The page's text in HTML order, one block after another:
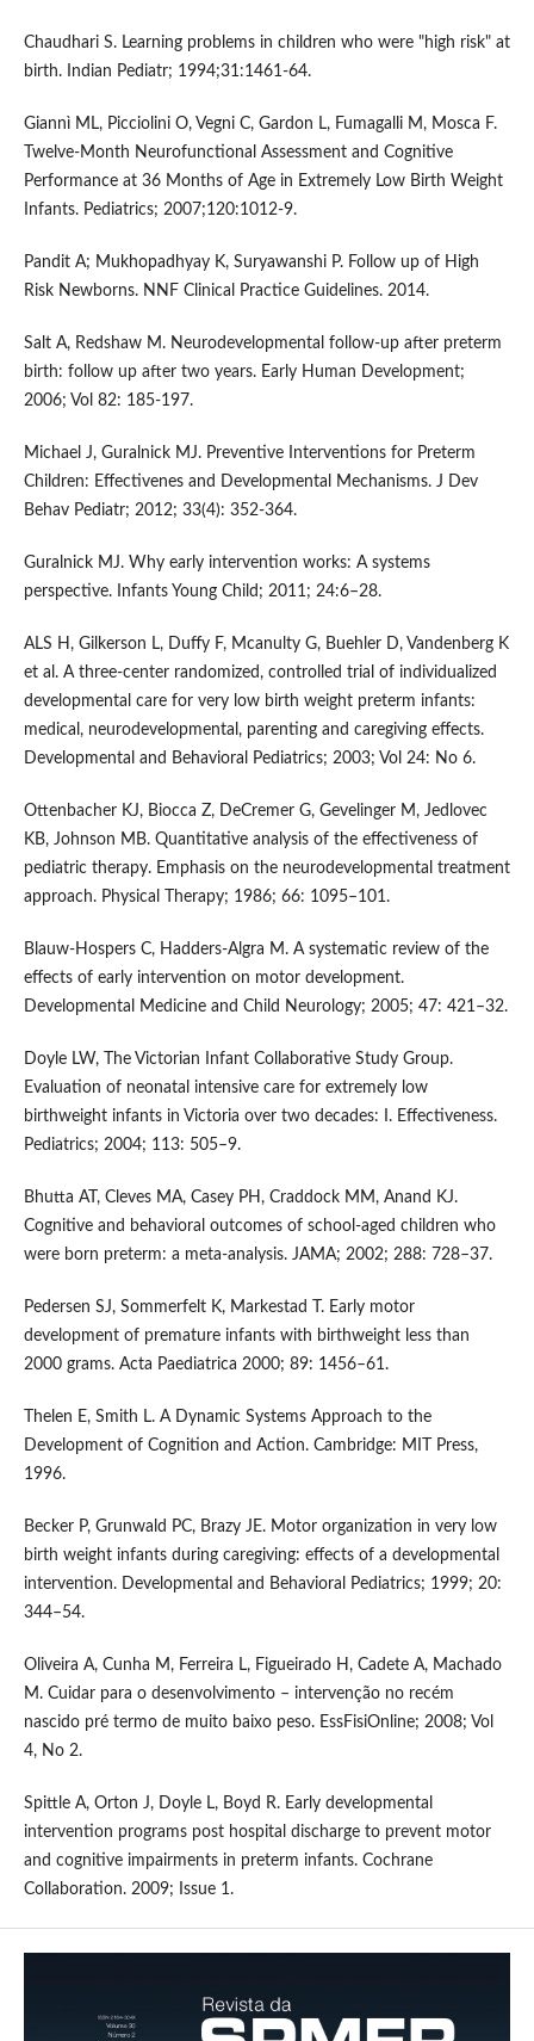
Chaudhari S. Learning problems in children who were "high risk" at
birth. Indian Pediatr; 1994;31:1461-64.
Giannì ML, Picciolini O, Vegni C, Gardon L, Fumagalli M, Mosca F.
Twelve-Month Neurofunctional Assessment and Cognitive
Performance at 36 Months of Age in Extremely Low Birth Weight
Infants. Pediatrics; 2007;120:1012-9.
Pandit A; Mukhopadhyay K, Suryawanshi P. Follow up of High
Risk Newborns. NNF Clinical Practice Guidelines. 2014.
Salt A, Redshaw M. Neurodevelopmental follow-up after preterm
birth: follow up after two years. Early Human Development;
2006; Vol 82: 185-197.
Michael J, Guralnick MJ. Preventive Interventions for Preterm
Children: Effectivenes and Developmental Mechanisms. J Dev
Behav Pediatr; 2012; 33(4): 352-364.
Guralnick MJ. Why early intervention works: A systems
perspective. Infants Young Child; 2011; 24:6–28.
ALS H, Gilkerson L, Duffy F, Mcanulty G, Buehler D, Vandenberg K
et al. A three-center randomized, controlled trial of individualized
developmental care for very low birth weight preterm infants:
medical, neurodevelopmental, parenting and caregiving effects.
Developmental and Behavioral Pediatrics; 2003; Vol 24: No 6.
Ottenbacher KJ, Biocca Z, DeCremer G, Gevelinger M, Jedlovec
KB, Johnson MB. Quantitative analysis of the effectiveness of
pediatric therapy. Emphasis on the neurodevelopmental treatment
approach. Physical Therapy; 1986; 66: 1095–101.
Blauw-Hospers C, Hadders-Algra M. A systematic review of the
effects of early intervention on motor development.
Developmental Medicine and Child Neurology; 2005; 47: 421–32.
Doyle LW, The Victorian Infant Collaborative Study Group.
Evaluation of neonatal intensive care for extremely low
birthweight infants in Victoria over two decades: I. Effectiveness.
Pediatrics; 2004; 113: 505–9.
Bhutta AT, Cleves MA, Casey PH, Craddock MM, Anand KJ.
Cognitive and behavioral outcomes of school-aged children who
were born preterm: a meta-analysis. JAMA; 2002; 288: 728–37.
Pedersen SJ, Sommerfelt K, Markestad T. Early motor
development of premature infants with birthweight less than
2000 grams. Acta Paediatrica 2000; 89: 1456–61.
Thelen E, Smith L. A Dynamic Systems Approach to the
Development of Cognition and Action. Cambridge: MIT Press,
1996.
Becker P, Grunwald PC, Brazy JE. Motor organization in very low
birth weight infants during caregiving: effects of a developmental
intervention. Developmental and Behavioral Pediatrics; 1999; 20:
344–54.
Oliveira A, Cunha M, Ferreira L, Figueirado H, Cadete A, Machado
M. Cuidar para o desenvolvimento – intervenção no recém
nascido pré termo de muito baixo peso. EssFisiOnline; 2008; Vol
4, No 2.
Spittle A, Orton J, Doyle L, Boyd R. Early developmental
intervention programs post hospital discharge to prevent motor
and cognitive impairments in preterm infants. Cochrane
Collaboration. 2009; Issue 1.